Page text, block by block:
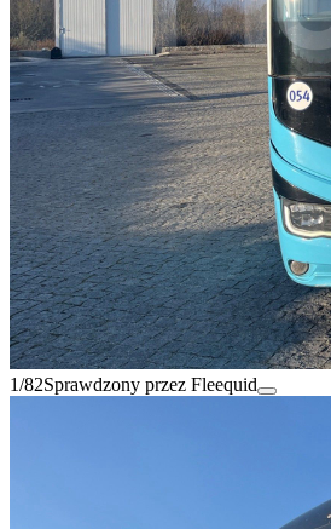
1/82Sprawdzony przez Fleequid